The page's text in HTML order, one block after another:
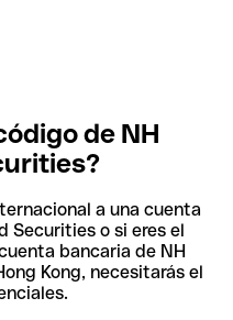
de NH
a una cuenta
Securities o si eres el
bancaria de NH
Kong, necesitarás el